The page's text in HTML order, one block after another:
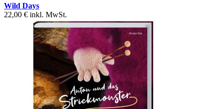
Wild Days
22,00 € inkl. MwSt.